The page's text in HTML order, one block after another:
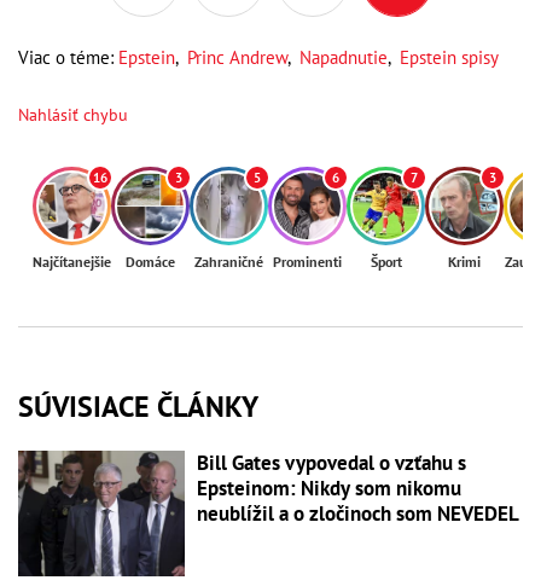
Viac o téme: Epstein, Princ Andrew, Napadnutie, Epstein spisy
Nahlásiť chybu
16
Najčítanejšie
3
Domáce
5
Zahraničné
6
Prominenti
7
Šport
3
Krimi
SÚVISIACE ČLÁNKY
Bill Gates vypovedal o vzťahu s
Epsteinom: Nikdy som nikomu
neublížil a o zločinoch som NEVEDEL